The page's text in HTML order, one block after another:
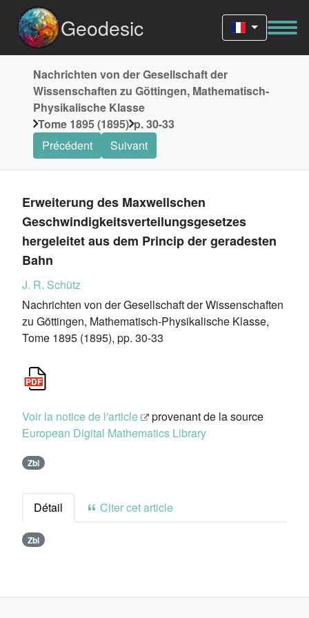
Geodesic
Nachrichten von der Gesellschaft der
Wissenschaften zu Göttingen, Mathematisch-
Physikalische Klasse
Tome 1895 (1895) p. 30-33
Précédent
Suivant
Erweiterung des Maxwellschen
Geschwindigkeitsverteilungsgesetzes
hergeleitet aus dem Princip der geradesten
Bahn
J. R. Schütz
Nachrichten von der Gesellschaft der Wissenschaften
zu Göttingen, Mathematisch-Physikalische Klasse,
Tome 1895 (1895), pp. 30-33
Voir la notice de l'article
provenant de la source
European Digital Mathematics Library
Zbl
Détail Citer cet article
Zbl